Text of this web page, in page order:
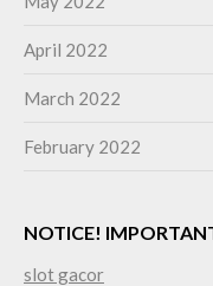
April 2022
March 2022
February 2022
NOTICE!
slot gacor